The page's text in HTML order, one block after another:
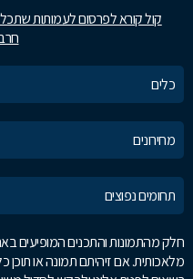
קול קורא לפרסום לעמותות
כלים
מחירונים
תחומים נפוצים
חלק מהתמונות והתכנים המופיעים
מלאכותית. אם זיהיתם תמונה או תוכן